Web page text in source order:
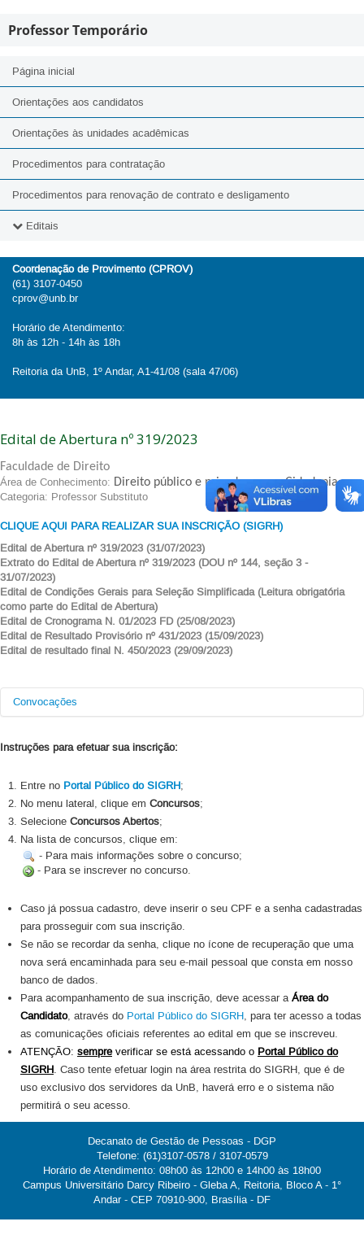
Professor Temporário
Página inicial
Orientações aos candidatos
Orientações às unidades acadêmicas
Procedimentos para contratação
Procedimentos para renovação de contrato e desligamento
Editais
2026
2025
2023
2020
Coordenação de Provimento (CPROV)
(61) 3107-0450
cprov@unb.br
Horário de Atendimento:
8h às 12h - 14h às 18h
Reitoria da UnB, 1º Andar, A1-41/08 (sala 47/06)
Edital de Abertura nº 319/2023
Faculdade de Direito
Área de Conhecimento: Direito público e privado para a Cidadania.
Categoria: Professor Substituto
CLIQUE AQUI PARA REALIZAR SUA INSCRIÇÃO (SIGRH)
Edital de Abertura nº 319/2023 (31/07/2023)
Extrato do Edital de Abertura nº 319/2023 (DOU nº 144, seção 3 -
31/07/2023)
Edital de Condições Gerais para Seleção Simplificada (Leitura obrigatória
como parte do Edital de Abertura)
Edital de Cronograma N. 01/2023 FD (25/08/2023)
Edital de Resultado Provisório nº 431/2023 (15/09/2023)
Edital de resultado final N. 450/2023 (29/09/2023)
Convocações
Nome Classificação
Jefferson Crescencio
2º
Eduardo Xavier Lemos
3º
Marcus Firmino
Santiago da Silva
14/02/2024
Instruções para efetuar sua inscrição:
Entre no Portal Público do SIGRH;
No menu lateral, clique em Concursos;
Selecione Concursos Abertos;
Na lista de concursos, clique em:
- Para mais informações sobre o concurso;
- Para se inscrever no concurso.
Caso já possua cadastro, deve inserir o seu CPF e a senha cadastradas
para prosseguir com sua inscrição.
Se não se recordar da senha, clique no ícone de recuperação que uma
nova será encaminhada para seu e-mail pessoal que consta em nosso
banco de dados.
Para acompanhamento de sua inscrição, deve acessar aÁrea do
Candidato, através do Portal Público do SIGRH, para ter acesso a todas
as comunicações oficiais referentes ao edital em que se inscreveu.
ATENÇÃO: sempreverificar se está acessando o Portal Público do
SIGRH. Caso tente efetuar login na área restrita do SIGRH, que é de
uso exclusivo dos servidores da UnB, haverá erro e o sistema não
permitirá o seu acesso.
Decanato de Gestão de Pessoas - DGP
Telefone: (61)3107-0578 / 3107-0579
Horário de Atendimento: 08h00 às 12h00 e 14h00 às 18h00
Campus Universitário Darcy Ribeiro - Gleba A, Reitoria, Bloco A - 1°
Andar - CEP 70910-900, Brasília - DF